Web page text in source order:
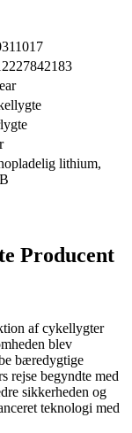
lithium,
Producent
af cykellygter
blev
bæredygtige
rejse begyndte med
sikkerheden og
teknologi med